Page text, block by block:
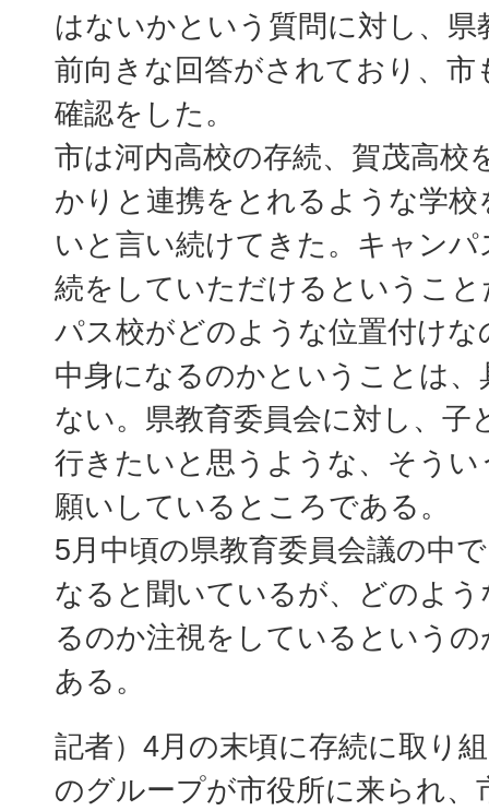
はないかという質問に対し、県
前向きな回答がされており、市
確認をした。
市は河内高校の存続、賀茂高校
かりと連携をとれるような学
いと言い続けてきた。キャン
続をしていただけるというこ
パス校がどのような位置付け
中身になるのかということは
ない。県教育委員会に対し、子
行きたいと思うような、そう
願いしているところである。
5月中頃の県教育委員会議の中
なると聞いているが、どのよ
るのか注視をしているという
ある。
記者）4月の末頃に存続に取り
のグループが市役所に来られ、